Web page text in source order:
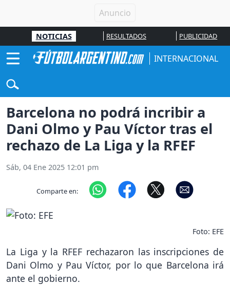
NOTICIAS RESULTADOS PUBLICIDAD
INTERNACIONAL
Barcelona no podrá incribir a
Dani Olmo y Pau Víctor tras el
rechazo de La Liga y la RFEF
Sáb, 04 Ene 2025 12:01 pm
Comparte en:
Foto: EFE
La Liga y la RFEF rechazaron las inscripciones de
Dani Olmo y Pau Víctor, por lo que Barcelona irá
ante el gobierno.